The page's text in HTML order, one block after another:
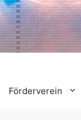
Förderverein